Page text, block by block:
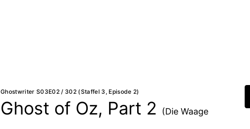
Ghostwriter S03E02 / 302 (Staffel 3, Episode 2)
Ghost of Oz, Part 2 (Die Waage